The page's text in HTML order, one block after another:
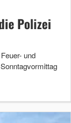
Polizei
und